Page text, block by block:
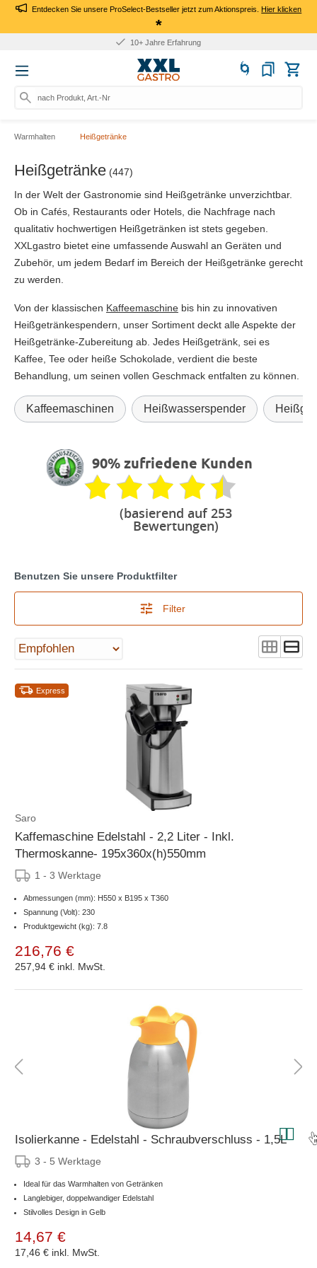
Entdecken Sie unsere ProSelect-Bestseller jetzt zum Aktionspreis.Hier klicken
*
nach Produkt, Art.-Nr., Marke
Warmhalten Heißgetränke
Heißgetränke (447)
In der Welt der Gastronomie sind Heißgetränke unverzichtbar.
Ob in Cafés, Restaurants oder Hotels, die Nachfrage nach
qualitativ hochwertigen Heißgetränken ist stets gegeben.
XXLgastro bietet eine umfassende Auswahl an Geräten und
Zubehör, um jedem Bedarf im Bereich der Heißgetränke gerecht
zu werden.
Von der klassischen Kaffeemaschine bis hin zu innovativen
Heißgetränkespendern, unser Sortiment deckt alle Aspekte der
Heißgetränke-Zubereitung ab. Jedes Heißgetränk, sei es
Kaffee, Tee oder heiße Schokolade, verdient die beste
Behandlung, um seinen vollen Geschmack entfalten zu können.
Kaffeemaschinen Heißwasserspender
90% zufriedene Kunden
(basierend auf 253
Bewertungen)
Benutzen Sie unsere Produktfilter
Filter
Express
Saro
Kaffemaschine Edelstahl - 2,2 Liter - Inkl.
Thermoskanne- 195x360x(h)550mm
1 - 3 Werktage
Abmessungen (mm): H550 x B195 x T360
Spannung (Volt): 230
Produktgewicht (kg): 7.8
216,76 €
257,94 € inkl. MwSt.
Isolierkanne - Edelstahl - Schraubverschluss - 1,5L
3 - 5 Werktage
Ideal für das Warmhalten von Getränken
Langlebiger, doppelwandiger Edelstahl
Stilvolles Design in Gelb
14,67 €
17,46 € inkl. MwSt.